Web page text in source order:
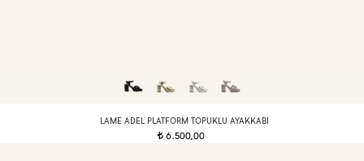
LAME ADEL PLATFORM TOPUKLU AYAKKABI
t 6.500,00